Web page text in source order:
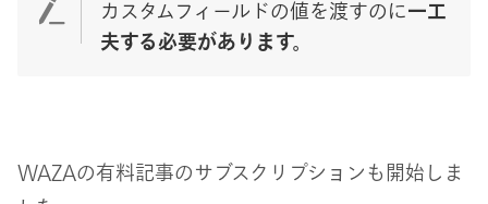
カスタムフィールドの値を渡すのに一工
夫する必要があります。
WAZAの有料記事のサブスクリプションも開始しま